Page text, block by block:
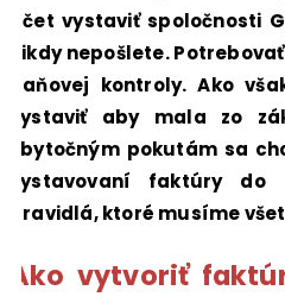
účet vystaviť spoločnosti
nikdy nepošlete.
daňovej kontroly. Ako
vystaviť aby mala zo
Zbytočným pokutám sa
vystavovaní faktúry
pravidlá, ktoré musíme
Ako vytvoriť